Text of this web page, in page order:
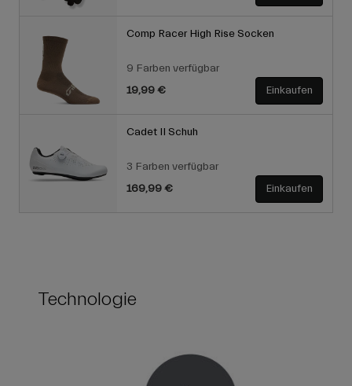
Comp Racer High Rise Socken
9 Farben verfügbar
19,99 €
Einkaufen
Cadet II Schuh
3 Farben verfügbar
169,99 €
Einkaufen
Technologie